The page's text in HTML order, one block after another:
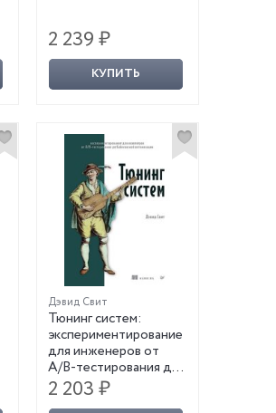
2 239 ₽
КУПИТЬ
Дэвид Свит
Тюнинг систем:
экспериментирование
для инженеров от
A/B-тестирования до
байесовской
оптимизации
2 203 ₽